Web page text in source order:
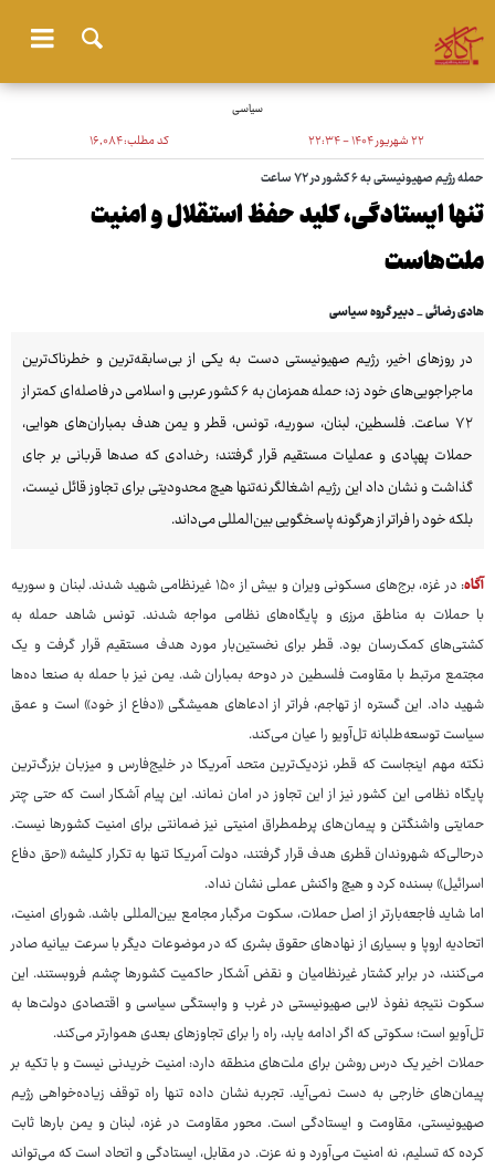
سیاسی
۲۲ شهریور ۱۴۰۴ - ۲۲:۳۴ کد مطلب:۱۶٬۰۸۴
حمله رژیم صهیونیستی به ۶ کشور در ۷۲ ساعت
تنها ایستادگی، کلید حفظ استقلال و امنیت
ملت‌هاست
هادی رضائی _ دبیر گروه سیاسی
در روزهای اخیر، رژیم صهیونیستی دست به یکی از بی‌سابقه‌ترین و خطرناک‌ترین
ماجراجویی‌های خود زد؛ حمله همزمان به ۶ کشور عربی و اسلامی در فاصله‌ای کمتر از
۷۲ ساعت. فلسطین، لبنان، سوریه، تونس، قطر و یمن هدف بمباران‌های هوایی،
حملات پهپادی و عملیات مستقیم قرار گرفتند؛ رخدادی که صدها قربانی بر جای
گذاشت و نشان داد این رژیم اشغالگر نه‌تنها هیچ محدودیتی برای تجاوز قائل نیست،
بلکه خود را فراتر از هرگونه پاسخگویی بین‌المللی می‌داند.
آگاه
: در غزه، برج‌های مسکونی ویران و بیش از ۱۵۰ غیرنظامی شهید شدند. لبنان و سوریه
با حملات به مناطق مرزی و پایگاه‌های نظامی مواجه شدند. تونس شاهد حمله به
کشتی‌های کمک‌رسان بود. قطر برای نخستین‌بار مورد هدف مستقیم قرار گرفت و یک
مجتمع مرتبط با مقاومت فلسطین در دوحه بمباران شد. یمن نیز با حمله به صنعا ده‌ها
شهید داد. این گستره از تهاجم، فراتر از ادعاهای همیشگی «دفاع از خود» است و عمق
سیاست توسعه‌طلبانه تل‌آویو را عیان می‌کند.
نکته مهم اینجاست که قطر، نزدیک‌ترین متحد آمریکا در خلیج‌فارس و میزبان بزرگ‌ترین
پایگاه نظامی این کشور نیز از این تجاوز در امان نماند. این پیام آشکار است که حتی چتر
حمایتی واشنگتن و پیمان‌های پرطمطراق امنیتی نیز ضمانتی برای امنیت کشورها نیست.
درحالی‌که شهروندان قطری هدف قرار گرفتند، دولت آمریکا تنها به تکرار کلیشه «حق دفاع
اسرائیل» بسنده کرد و هیچ واکنش عملی نشان نداد.
اما شاید فاجعه‌بارتر از اصل حملات، سکوت مرگبار مجامع بین‌المللی باشد. شورای امنیت،
اتحادیه اروپا و بسیاری از نهادهای حقوق بشری که در موضوعات دیگر با سرعت بیانیه صادر
می‌کنند، در برابر کشتار غیرنظامیان و نقض آشکار حاکمیت کشورها چشم فروبستند. این
سکوت نتیجه نفوذ لابی صهیونیستی در غرب و وابستگی سیاسی و اقتصادی دولت‌ها به
تل‌آویو است؛ سکوتی که اگر ادامه یابد، راه را برای تجاوزهای بعدی هموارتر می‌کند.
حملات اخیر یک درس روشن برای ملت‌های منطقه دارد: امنیت خریدنی نیست و با تکیه بر
پیمان‌های خارجی به دست نمی‌آید. تجربه نشان داده تنها راه توقف زیاده‌خواهی رژیم
صهیونیستی، مقاومت و ایستادگی است. محور مقاومت در غزه، لبنان و یمن بارها ثابت
کرده که تسلیم، نه امنیت می‌آورد و نه عزت. در مقابل، ایستادگی و اتحاد است که می‌تواند